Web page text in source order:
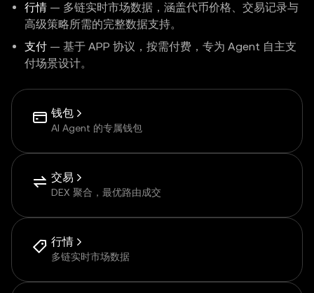
行情 — 多链实时市场数据，涵盖代币价格、交易记录与
高级策略所需的完整数据支持。
支付 — 基于 APP 协议，按需付费，专为 Agent 自主支
付场景设计。
钱包
AI Agent 的专属钱包
交易
DEX 聚合，最优路由成交
行情
多链实时市场数据